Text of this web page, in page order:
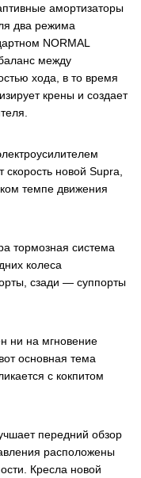
амортизаторы
два режима
NORMAL
между
хода, в то время
крены и создает
новой Supra,
темпе движения
тормозная система
колеса
сзади — суппорты
ни на мгновение
основная тема
с кокпитом
передний обзор
расположены
Кресла новой